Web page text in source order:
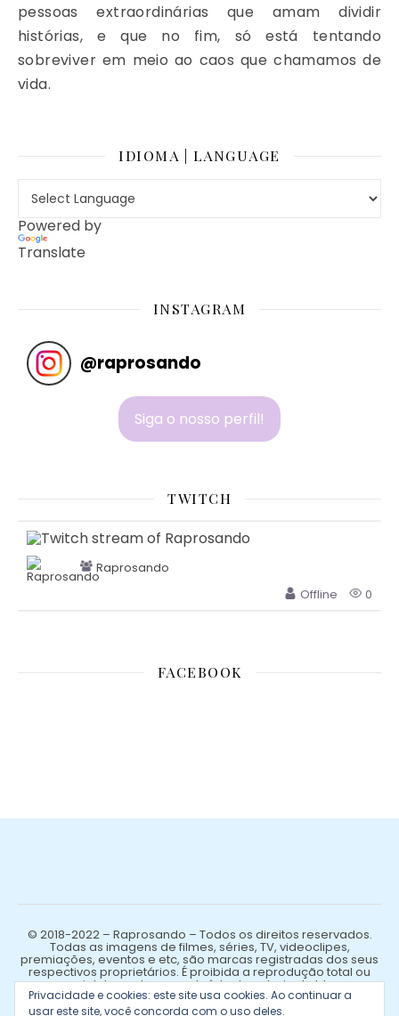
pessoas extraordinárias que amam dividir
histórias, e que no fim, só está tentando
sobreviver em meio ao caos que chamamos de
vida.
IDIOMA | LANGUAGE
Powered by
Translate
INSTAGRAM
@raprosando
Siga o nosso perfil!
TWITCH
Raprosando
Offline
0
FACEBOOK
© 2018-2022 – Raprosando – Todos os direitos reservados.
Todas as imagens de filmes, séries, TV, videoclipes,
premiações, eventos e etc, são marcas registradas dos seus
respectivos proprietários. É proibida a reprodução total ou
parcial de qualquer conteúdo de autoria do blog.
Privacidade e cookies: este site usa cookies. Ao continuar a
usar este site, você concorda com o uso deles.